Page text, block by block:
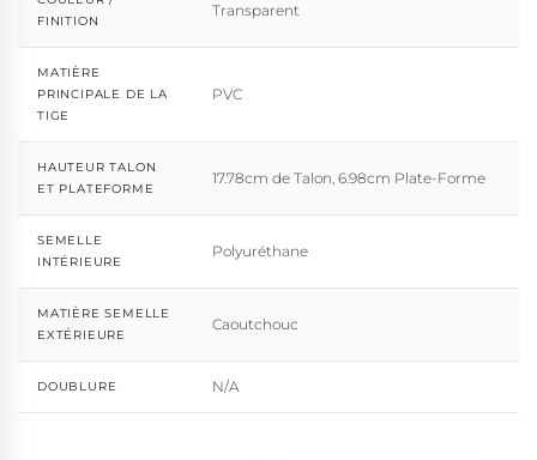
FINITION
Transparent
MATIÈRE
PRINCIPALE DE LA
TIGE
PVC
HAUTEUR TALON
ET PLATEFORME
17.78cm de Talon, 6.98cm Plate-Forme
SEMELLE
INTÉRIEURE
Polyuréthane
MATIÈRE SEMELLE
EXTÉRIEURE
Caoutchouc
DOUBLURE N/A